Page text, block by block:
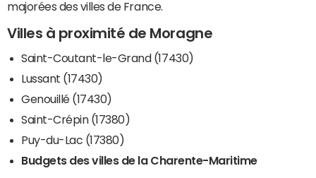
majorées des villes de France.
Villes à proximité de Moragne
Saint-Coutant-le-Grand (17430)
Lussant (17430)
Genouillé (17430)
Saint-Crépin (17380)
Puy-du-Lac (17380)
Budgets des villes de la Charente-Maritime